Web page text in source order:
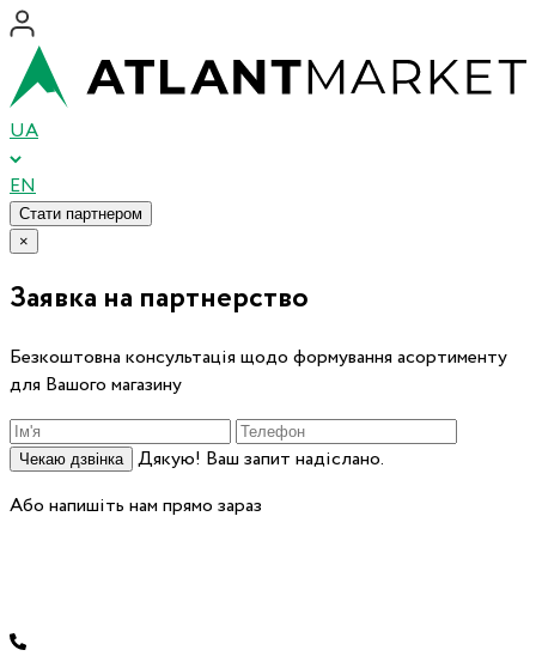
UA
EN
Стати партнером
×
Заявка на партнерство
Безкоштовна консультація щодо формування асортименту
для Вашого магазину
Чекаю дзвінка
Дякую! Ваш запит надіслано.
Або напишіть нам прямо зараз